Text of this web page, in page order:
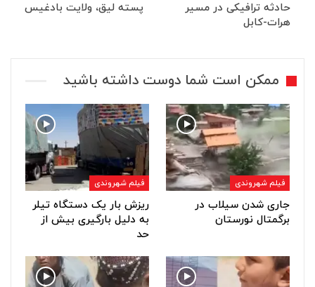
حادثه ترافیکی در مسیر
هرات-کابل
پسته لیق، ولایت بادغیس
ممکن است شما دوست داشته باشید
فیلم شهروندی
جاری شدن سیلاب در
برگمتال نورستان
فیلم شهروندی
ریزش بار یک دستگاه تیلر
به دلیل بارگیری بیش از
حد